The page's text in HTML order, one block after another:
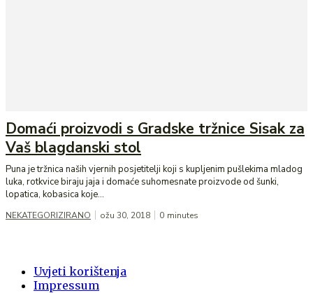
Domaći proizvodi s Gradske tržnice Sisak za
Vaš blagdanski stol
Puna je tržnica naših vjernih posjetitelji koji s kupljenim pušlekima mladog
luka, rotkvice biraju jaja i domaće suhomesnate proizvode od šunki,
lopatica, kobasica koje...
NEKATEGORIZIRANO ožu 30, 2018 0 minutes
Uvjeti korištenja
Impressum